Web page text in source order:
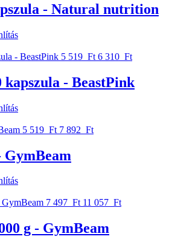
- Natural nutrition
5 519 Ft 6 310 Ft
- BeastPink
5 519 Ft 7 892 Ft
GymBeam
7 497 Ft 11 057 Ft
g - GymBeam